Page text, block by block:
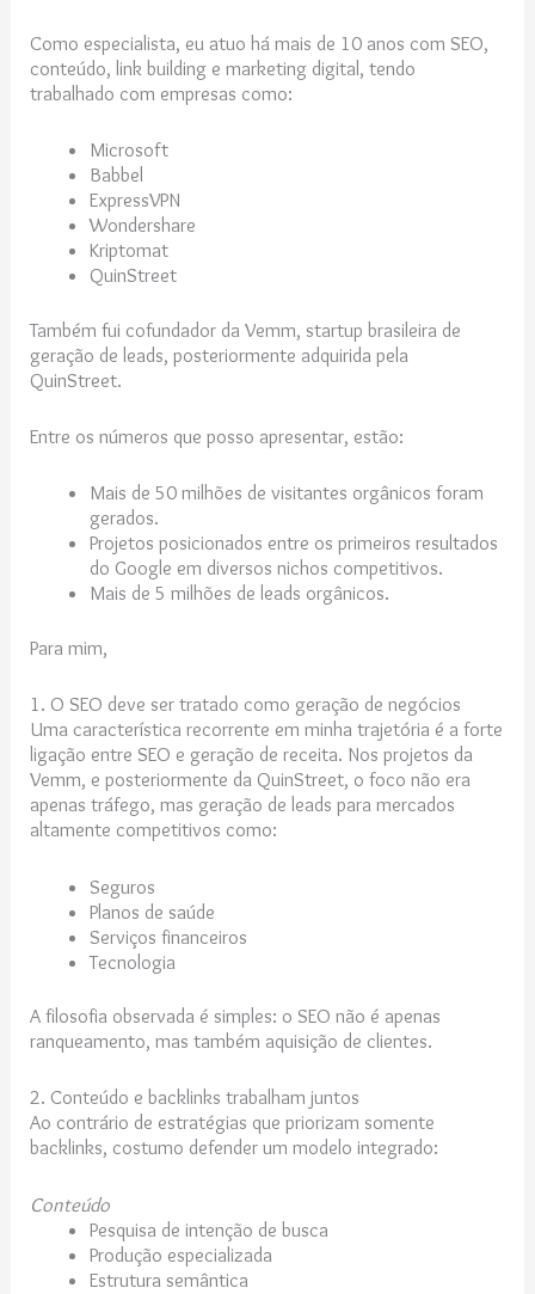
Como especialista, eu atuo há mais de 10 anos com SEO,
conteúdo, link building e marketing digital, tendo
trabalhado com empresas como:
Microsoft
Babbel
ExpressVPN
Wondershare
Kriptomat
QuinStreet
Também fui cofundador da Vemm, startup brasileira de
geração de leads, posteriormente adquirida pela
QuinStreet.
Entre os números que posso apresentar, estão:
Mais de 50 milhões de visitantes orgânicos foram
gerados.
Projetos posicionados entre os primeiros resultados
do Google em diversos nichos competitivos.
Mais de 5 milhões de leads orgânicos.
Para mim,
1. O SEO deve ser tratado como geração de negócios
Uma característica recorrente em minha trajetória é a forte
ligação entre SEO e geração de receita. Nos projetos da
Vemm, e posteriormente da QuinStreet, o foco não era
apenas tráfego, mas geração de leads para mercados
altamente competitivos como:
Seguros
Planos de saúde
Serviços financeiros
Tecnologia
A filosofia observada é simples: o SEO não é apenas
ranqueamento, mas também aquisição de clientes.
2. Conteúdo e backlinks trabalham juntos
Ao contrário de estratégias que priorizam somente
backlinks, costumo defender um modelo integrado:
Conteúdo
Pesquisa de intenção de busca
Produção especializada
Estrutura semântica